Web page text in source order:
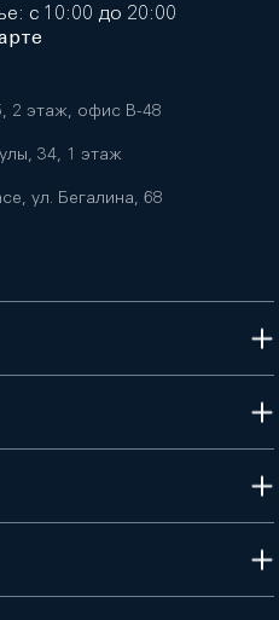
с 10:00 до 20:00
2 этаж, офис B-48
34, 1 этаж
ул. Бегалина, 68